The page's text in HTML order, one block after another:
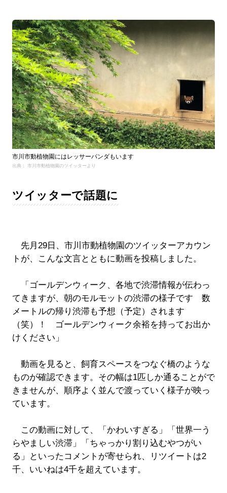
市川市動植物園にはレッサーパンダもいます
出典： 市川市動植物園のツイッターより
ツイッターで話題に
先月29日、市川市動植物園のツイッターアカウン
トが、こんな文言とともに動画を投稿しました。
「ゴールデンウィーク、各地で渋滞情報が伝わっ
てきますが、朝のモルモットの渋滞の様子です 数
メートルの帰り渋滞も予想（予定）されます
（笑）！ ゴールデンウィーク余裕を持ってお出か
けください」
動画を見ると、飼育スペースをつなぐ橋のような
ものが確認できます。その幅は1匹しか通ることがで
きませんが、順序よく並んで渡っていく様子が映っ
ています。
この動画に対して、「かわいすぎる」「世界一う
らやましい渋滞」「ちゃっかり割り込むやつがい
る」といったコメントが寄せられ、リツイートは2
千、いいねは4千を超えています。